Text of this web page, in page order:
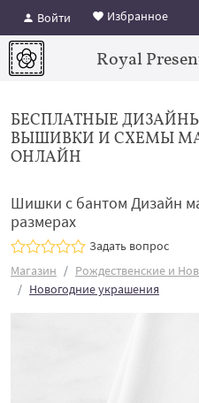
Войти Избранное
Royal
БЕСПЛАТНЫЕ
ВЫШИВКИ И СХЕМЫ
ОНЛАЙН
Шишки с бантом Дизайн
размерах
Задать вопрос
Магазин
Рождественские и
Новогодние украшения